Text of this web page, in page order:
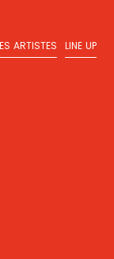
ARTISTES
LINE UP